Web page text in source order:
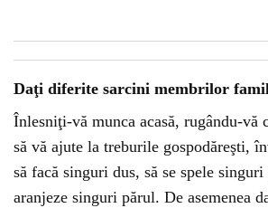
Daţi diferite sarcini membrilor
Înlesniţi-vă munca acasă, rugându-vă
să vă ajute la treburile gospodăreşti,
să facă singuri dus, să se spele
aranjeze singuri părul. De asemenea